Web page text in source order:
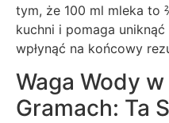
tym, że 100 ml mleka to
kuchni i pomaga uniknąć
wpłynąć na końcowy
Waga Wody
Gramach: Ta